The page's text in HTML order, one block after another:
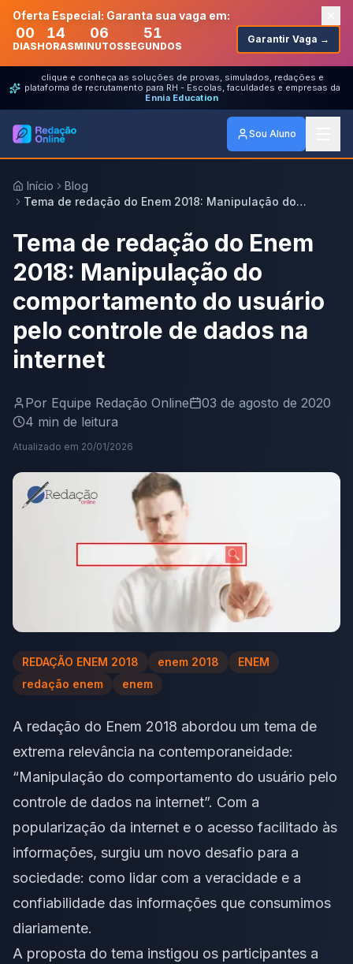
Oferta Especial: Garanta sua vaga em:
00
DIAS
14
HORAS
06
MINUTOS
51
SEGUNDOS
Garantir Vaga →
clique e conheça as soluções de provas, simulados, redações e
plataforma de recrutamento para RH - Escolas, faculdades e empresas da
Ennia Education
Sou Aluno
Início
Blog
Tema de redação do Enem 2018: Manipulação do
internet
Tema de redação do Enem
2018: Manipulação do
comportamento do usuário
pelo controle de dados na
internet
Por Equipe Redação Online
03 de agosto de 2020
4 min de leitura
Atualizado em 20/01/2026
REDAÇÃO ENEM 2018 enem 2018
ENEM
redação enem
enem
A redação do Enem 2018 abordou um tema de
extrema relevância na contemporaneidade:
“Manipulação do comportamento do usuário pelo
controle de dados na internet”. Com a
popularização da internet e o acesso facilitado às
informações, surgiu um novo desafio para a
sociedade: como lidar com a veracidade e a
confiabilidade das informações que consumimos
diariamente.
A proposta do tema instigou os participantes a